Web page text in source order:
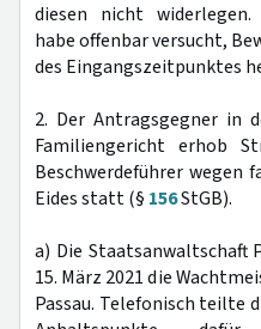
diesen nicht widerlegen.
habe offenbar versucht,
des Eingangszeitpunktes
2. Der Antragsgegner in
Familiengericht erhob
Beschwerdeführer wegen
Eides statt (§ 156StGB).
a) Die Staatsanwaltschaft
15. März 2021 die
Passau. Telefonisch teilte